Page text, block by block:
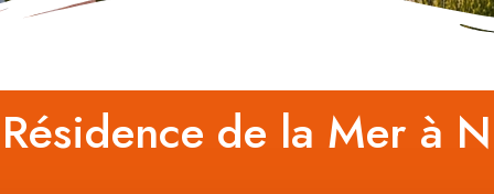
de la Mer à